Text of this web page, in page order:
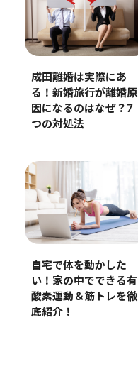
成田離婚は実際にあ
る！新婚旅行が離婚原
因になるのはなぜ？7
つの対処法
自宅で体を動かした
い！家の中でできる有
酸素運動＆筋トレを徹
底紹介！